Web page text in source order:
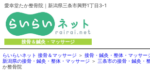
愛幸堂たか整骨院｜新潟県三条市興野1丁目3-1
接骨＆鍼灸・マッサージ
らいらいネット 接骨＆マッサージ
接骨・鍼灸・整体・マッサー
新潟県の接骨・鍼灸・整体・マッサージ
三条市の接骨・鍼灸・
か整骨院